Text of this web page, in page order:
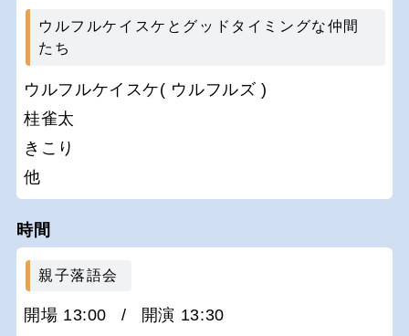
ウルフルケイスケとグッドタイミングな仲間
たち
ウルフルケイスケ( ウルフルズ )
桂雀太
きこり
他
時間
親子落語会
開場 13:00 / 開演 13:30